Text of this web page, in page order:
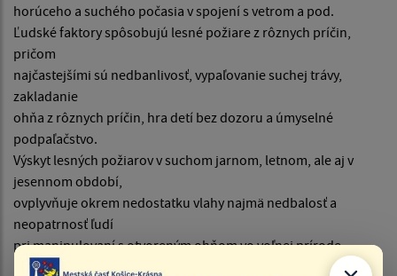
horúceho a suchého počasia v spojení s vetrom a pod.
Ľudské faktory spôsobujú lesné požiare z rôznych príčin,
pričom
najčastejšími sú nedbanlivosť, vypaľovanie suchej trávy,
zakladanie
ohňa z rôznych príčin, hra detí bez dozoru a úmyselné
podpaľačstvo.
Výskyt lesných požiarov v suchom jarnom, letnom, ale aj v
jesennom období,
ovplyvňuje okrem nedostatku vlahy najmä nedbalosť a
neopatrnosť ľudí
pri manipulovaní s otvoreným ohňom vo voľnej prírode.
Malý ohníček na opekanie slaniny, odhodený nedopalok z